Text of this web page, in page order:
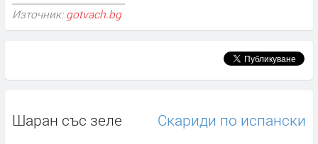
Източник: gotvach.bg
Шаран със зеле Скариди по испански